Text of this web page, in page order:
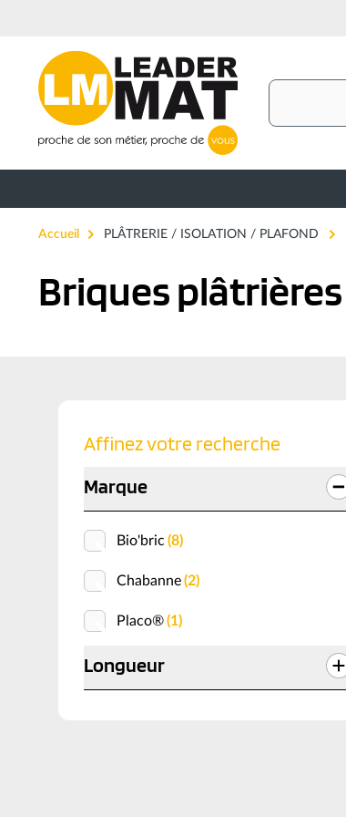
principal
Accueil PLÂTRERIE / ISOLATION / PLAFOND
Briques plâtrières
Affinez votre recherche
Marque
Bio'bric (8)
Chabanne(2)
Placo®(1)
Longueur